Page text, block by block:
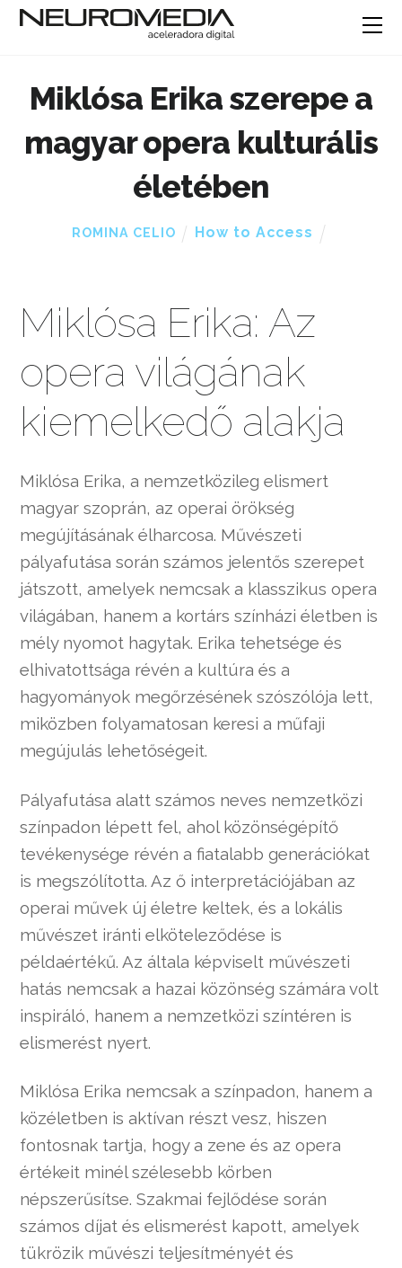
Miklósa Erika szerepe a
magyar opera kulturális
életében
ROMINA CELIO How to Access
Miklósa Erika: Az
opera világának
kiemelkedő alakja
Miklósa Erika, a nemzetközileg elismert
magyar szoprán, az operai örökség
megújításának élharcosa. Művészeti
pályafutása során számos jelentős szerepet
játszott, amelyek nemcsak a klasszikus opera
világában, hanem a kortárs színházi életben is
mély nyomot hagytak. Erika tehetsége és
elhivatottsága révén a kultúra és a
hagyományok megőrzésének szószólója lett,
miközben folyamatosan keresi a műfaji
megújulás lehetőségeit.
Pályafutása alatt számos neves nemzetközi
színpadon lépett fel, ahol közönségépítő
tevékenysége révén a fiatalabb generációkat
is megszólította. Az ő interpretációjában az
operai művek új életre keltek, és a lokális
művészet iránti elköteleződése is
példaértékű. Az általa képviselt művészeti
hatás nemcsak a hazai közönség számára volt
inspiráló, hanem a nemzetközi színtéren is
elismerést nyert.
Miklósa Erika nemcsak a színpadon, hanem a
közéletben is aktívan részt vesz, hiszen
fontosnak tartja, hogy a zene és az opera
értékeit minél szélesebb körben
népszerűsítse. Szakmai fejlődése során
számos díjat és elismerést kapott, amelyek
tükrözik művészi teljesítményét és